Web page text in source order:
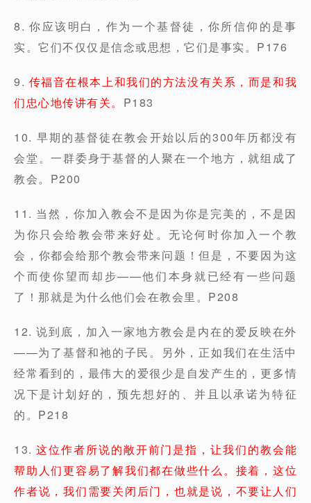
8. 你应该明白，作为一个基督徒，你所信仰的是事
实。它们不仅仅是信念或思想，它们是事实。P176
9. 传福音在根本上和我们的方法没有关系，而是和我
们忠心地传讲有关。 P183
10. 早期的基督徒在教会开始以后的300年历都没有
会堂。一群委身于基督的人聚在一个地方，就组成了
教会。P200
11. 当然，你加入教会不是因为你是完美的，不是因
为你只会给教会带来好处。无论何时你加入一个教
会，你都会给那个教会带来问题！但是，不要因为这
个而使你望而却步——他们本身就已经有一些问题
了！那就是为什么他们会在教会里。P208
12. 说到底，加入一家地方教会是内在的爱反映在外
——为了基督和祂的子民。另外，正如我们在生活中
经常看到的，最伟大的爱很少是自发产生的，更多情
况下是计划好的，预先想好的、并且以承诺为特征
的。P218
13.这位作者所说的敞开前门是指，让我们的教会能
帮助人们更容易了解我们都在做些什么。接着，这位
作者说，我们需要关闭后门，也就是说，不要让人们